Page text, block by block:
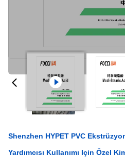
Shenzhen HYPET PVC
Yardımcısı Kullanımı Için Özel